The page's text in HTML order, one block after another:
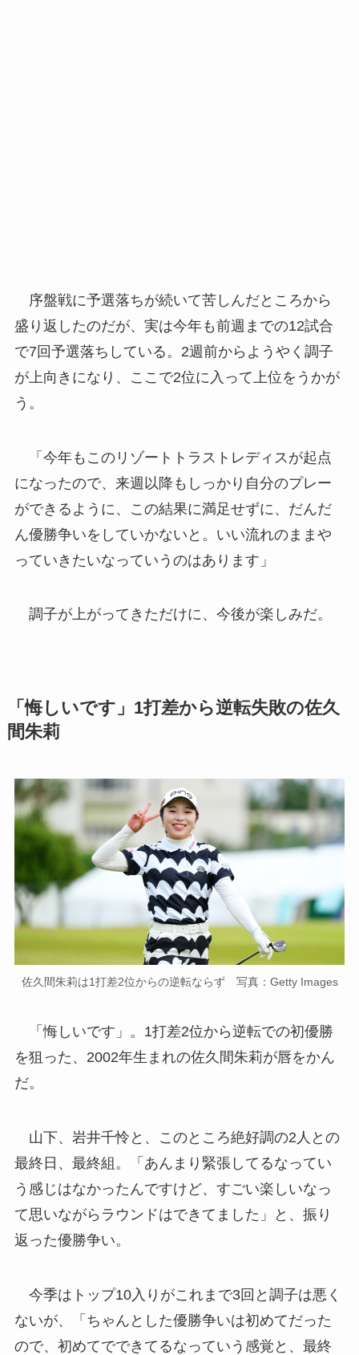
序盤戦に予選落ちが続いて苦しんだところから
盛り返したのだが、実は今年も前週までの12試合
で7回予選落ちしている。2週前からようやく調子
が上向きになり、ここで2位に入って上位をうかが
う。
「今年もこのリゾートトラストレディスが起点
になったので、来週以降もしっかり自分のプレー
ができるように、この結果に満足せずに、だんだ
ん優勝争いをしていかないと。いい流れのままや
っていきたいなっていうのはあります」
調子が上がってきただけに、今後が楽しみだ。
「悔しいです」1打差から逆転失敗の佐久
間朱莉
佐久間朱莉は1打差2位からの逆転ならず 写真：Getty Images
「悔しいです」。1打差2位から逆転での初優勝
を狙った、2002年生まれの佐久間朱莉が唇をかん
だ。
山下、岩井千怜と、このところ絶好調の2人との
最終日、最終組。「あんまり緊張してるなってい
う感じはなかったんですけど、すごい楽しいなっ
て思いながらラウンドはできてました」と、振り
返った優勝争い。
今季はトップ10入りがこれまで3回と調子は悪く
ないが、「ちゃんとした優勝争いは初めてだった
ので、初めてでできてるなっていう感覚と、最終